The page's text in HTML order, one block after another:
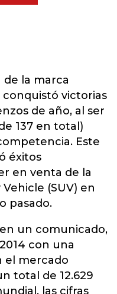
la marca
victorias
de año, al ser
137 en total)
Este
éxitos
en venta de la
(SUV) en
pasado.
un comunicado,
con una
el mercado
total de 12.629
las cifras